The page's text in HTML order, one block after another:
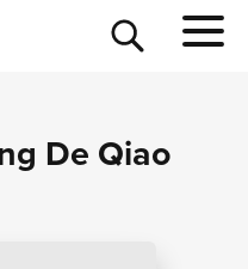
De Qiao